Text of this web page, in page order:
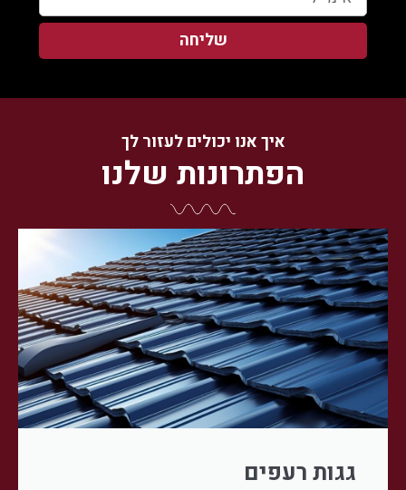
שליחה
איך אנו יכולים לעזור לך
הפתרונות שלנו
גגות רעפים